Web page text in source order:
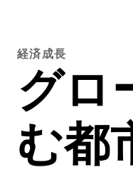
経済成長
グロ
む都